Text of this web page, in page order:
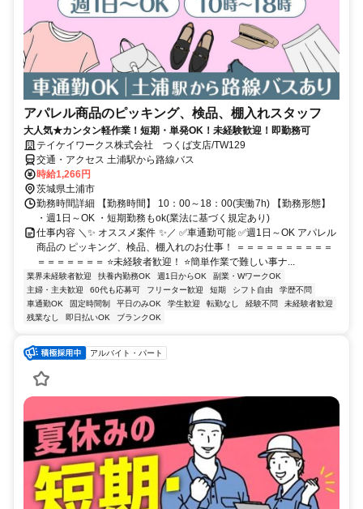
アパレル商品のピッキング、検品、棚入れスタッフ
大人気★カンタン軽作業！短期・単発OK！未経験歓迎！即勤務可
テイケイワークス株式会社 つくば支店/TW129
交通・アクセス 土浦駅から路線バス
時給1,266円
茨城県土浦市
勤務時間詳細 【勤務時間】 10：00～18：00(実働7h) 【勤務形態】
・週1日～OK ・短期勤務もok(業法に基づく規定あり)
仕事内容 ＼✨ オススメ案件 ✨／ ✅車通勤可能 ✅週1日～OK アパレル
商品の ピッキング、検品、棚入れのお仕事！ ＝＝＝＝＝＝＝＝＝＝
＝＝＝＝＝＝＝ ⭐未経験者歓迎！ ⭐簡単作業で難しい事ナ...
業界未経験者歓迎 扶養内勤務OK 週1日からOK
副業・WワークOK
主婦・主夫歓迎
60代も応募可 フリーター歓迎 短期 シフト自由
学歴不問
車通勤OK
固定時間制 平日のみOK 学生歓迎 転勤なし 経験不問
未経験者歓迎
残業なし
即日払いOK ブランクOK
アルバイト・パート